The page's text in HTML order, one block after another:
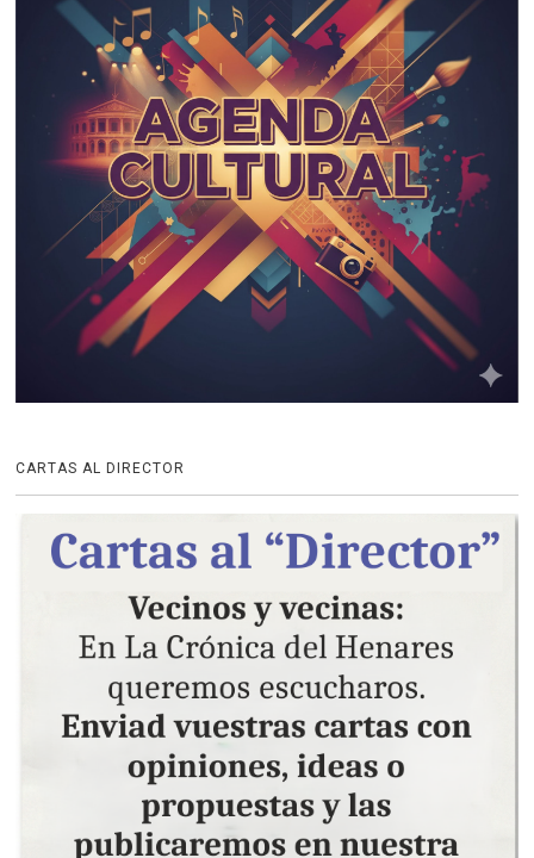
CARTAS AL DIRECTOR